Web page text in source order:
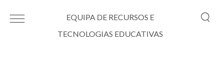
EQUIPA DE RECURSOS E
TECNOLOGIAS EDUCATIVAS